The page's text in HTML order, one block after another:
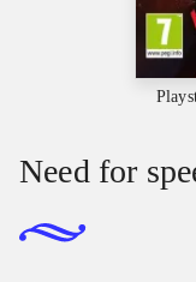
Need for